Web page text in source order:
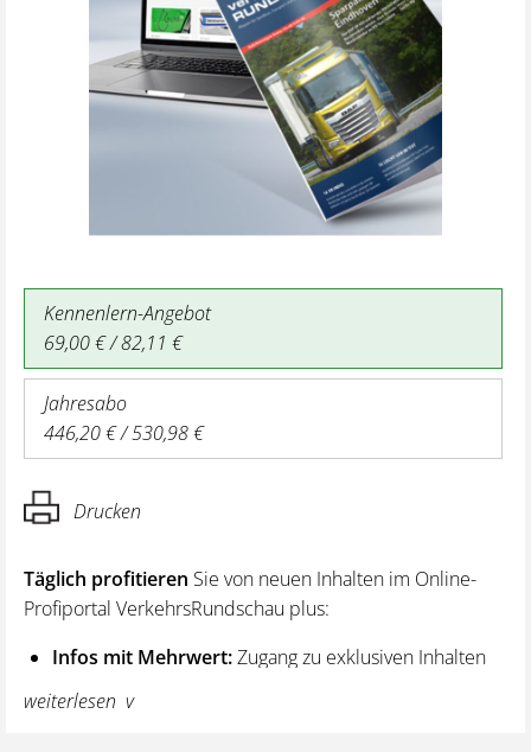
Kennenlern-Angebot
69,00 € / 82,11 €
Jahresabo
446,20 € / 530,98 €
Drucken
Täglich profitieren Sie von neuen Inhalten im Online-
Profiportal VerkehrsRundschau plus:
Infos mit Mehrwert:Zugang zu exklusiven Inhalten
und Hintergrundwissen – von aktuellen Regelungen
wie z. B. bei den Lenk- und Ruhezeiten,
weiterlesen